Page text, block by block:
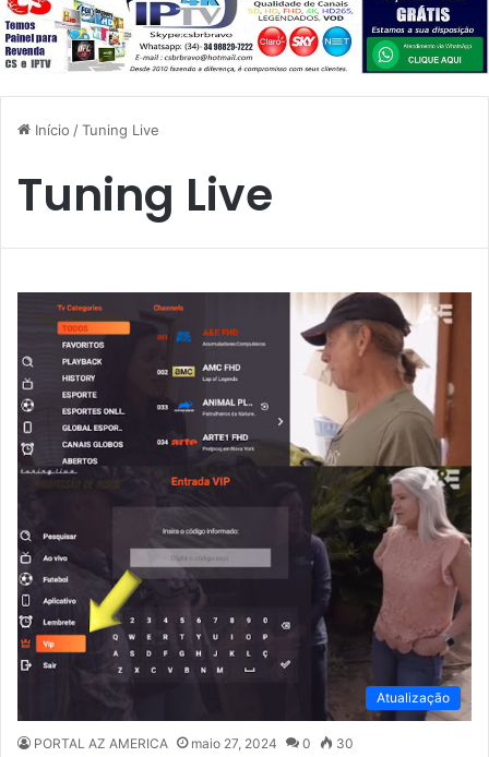
Início /Tuning Live
Tuning Live
Atualização
PORTAL AZ AMERICA maio 27, 2024 0 30